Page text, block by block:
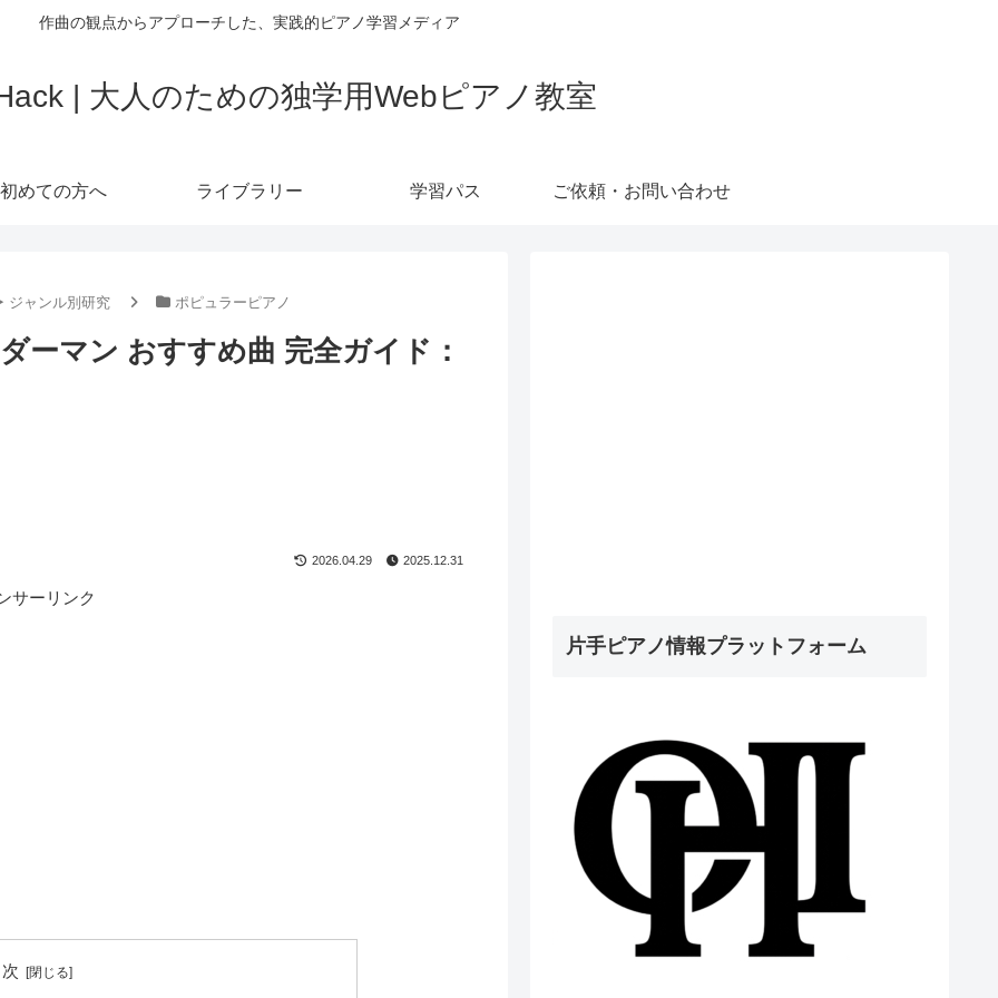
作曲の観点からアプローチした、実践的ピアノ学習メディア
| 大人のための独学用Webピアノ教室
初めての方へ ライブラリー 学習パス ご依頼・お問い合わせ
ジャンル別研究 ポピュラーピアノ
ーマン おすすめ曲 完全ガイド：
2026.04.29 2025.12.31
サーリンク
片手ピアノ情報プラットフォーム